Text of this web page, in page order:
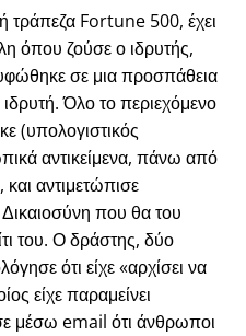
τράπεζα Fortune 500, έχει
όπου ζούσε ο ιδρυτής,
σε μια προσπάθεια
Όλο το περιεχόμενο
(υπολογιστικός
αντικείμενα, πάνω από
αντιμετώπισε
που θα του
του. Ο δράστης, δύο
ότι είχε αρχίσει να
είχε παραμείνει
μέσω email ότι άνθρωποι